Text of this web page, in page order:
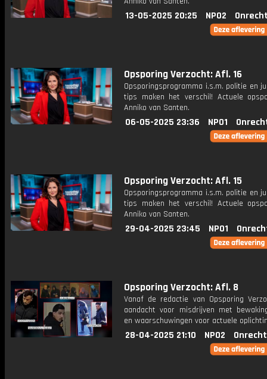
13-05-2025 20:25 NPO2
Opsporing Verzocht: Afl. 16
Opsporingsprogramma i.s.m. politie en
tips maken het verschil! Actuele
Anniko van Santen.
06-05-2025 23:36 NPO1
Opsporing Verzocht: Afl. 15
Opsporingsprogramma i.s.m. politie en
tips maken het verschil! Actuele
Anniko van Santen.
29-04-2025 23:45 NPO1
Opsporing Verzocht: Afl. 8
Vanaf de redactie van Opsporing
aandacht voor misdrijven met
en waarschuwingen voor actuele
28-04-2025 21:10 NPO2